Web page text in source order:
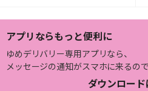
アプリならもっと便利に
ゆめデリバリー専用アプリなら、
メッセージの通知がスマホに来るの
ダウンロード